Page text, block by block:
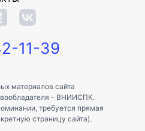
11-39
материалов сайта
- ВНИИСПК.
требуется прямая
страницу сайта).